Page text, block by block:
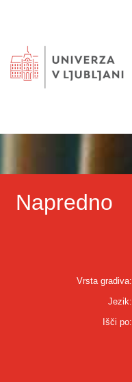
Napredno
Vrsta gradiva:
Jezik:
Išči po: